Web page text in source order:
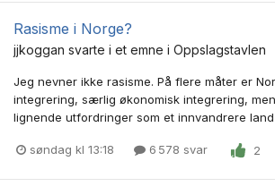
Rasisme i Norge?
jjkoggan svarte i et emne i Oppslagstavlen
Jeg nevner ikke rasisme. På flere måter er
integrering, særlig økonomisk integrering,
lignende utfordringer som et innvandrere land
søndag kl 13:18 6 578 svar 2